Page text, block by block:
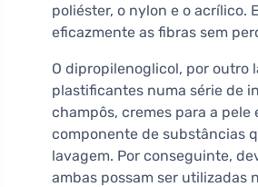
poliéster, o nylon e o acrílico.
eficazmente as fibras sem
O dipropilenoglicol, por outro
plastificantes numa série de
champôs, cremes para a
componente de substâncias
lavagem. Por conseguinte,
ambas possam ser utilizadas